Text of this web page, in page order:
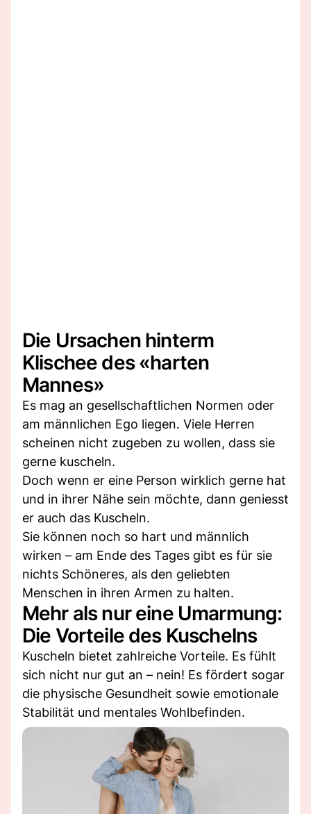
Die Ursachen hinterm
Klischee des «harten
Mannes»
Es mag an gesellschaftlichen Normen oder
am männlichen Ego liegen. Viele Herren
scheinen nicht zugeben zu wollen, dass sie
gerne kuscheln.
Doch wenn er eine Person wirklich gerne hat
und in ihrer Nähe sein möchte, dann geniesst
er auch das Kuscheln.
Sie können noch so hart und männlich
wirken – am Ende des Tages gibt es für sie
nichts Schöneres, als den geliebten
Menschen in ihren Armen zu halten.
Mehr als nur eine Umarmung:
Die Vorteile des Kuschelns
Kuscheln bietet zahlreiche Vorteile. Es fühlt
sich nicht nur gut an – nein! Es fördert sogar
die physische Gesundheit sowie emotionale
Stabilität und mentales Wohlbefinden.